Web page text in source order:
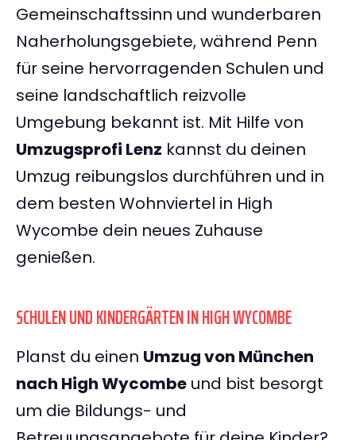
Gemeinschaftssinn und wunderbaren
Naherholungsgebiete, während Penn
für seine hervorragenden Schulen und
seine landschaftlich reizvolle
Umgebung bekannt ist. Mit Hilfe von
Umzugsprofi Lenz kannst du deinen
Umzug reibungslos durchführen und in
dem besten Wohnviertel in High
Wycombe dein neues Zuhause
genießen.
SCHULEN UND KINDERGÄRTEN IN HIGH WYCOMBE
Planst du einen Umzug von München
nach High Wycombe und bist besorgt
um die Bildungs- und